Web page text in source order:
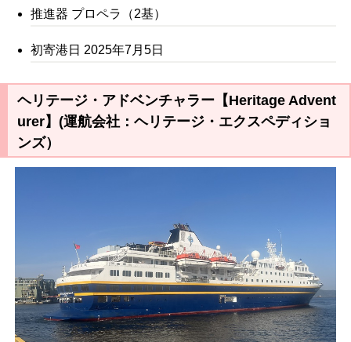
推進器 プロペラ（2基）
初寄港日 2025年7月5日
ヘリテージ・アドベンチャラー【Heritage Advent
urer】(運航会社：ヘリテージ・エクスペディショ
ンズ）